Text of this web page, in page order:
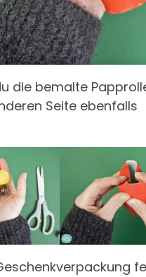
die bemalte
Seite ebenfalls